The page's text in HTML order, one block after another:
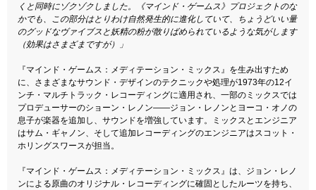
くと同時にゾクゾクしました。《マインド・ゲームス》プロジェクトのな
かでも、この部分はとりわけ自然発生的に進化していて、ちょうどいい量
のグッドなヴァイブスと妖精の粉が散りばめられているような気がします
（効果はさまざまですが）」
『マインド・ゲームス：メディテーション・ミックス』を生み出すため
に、さまざまなサウンド・デザインのテクニックや処理が1973年の12イ
ンチ・マルチトラック・レコーディングに適用され、一部のミックスでは
プロデューサーのショーン・レノン——ジョン・レノンとヨーコ・オノの
息子が楽器を追加し、サウンドを増強しています。ミックスとエンジニア
はサム・ギャノン、そして追加レコーディングのエンジニアはスコット・
ホリングスワースが担当。
『マインド・ゲームス：メディテーション・ミックス』は、ジョン・レノ
ンによる原曲のオリジナル・レコーディングに確固としたルーツを持ち、